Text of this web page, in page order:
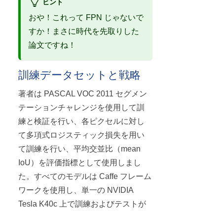
おや！これって FPN じゃないで
すか！まさに時代を先取りした
論文ですね！
訓練データセットと戦略
著者は PASCAL VOC 2011 セグメン
テーションチャレンジを使用して訓
練と検証を行い、各ピクセルに対し
て多項式ロジスティック損失を用い
て訓練を行い、平均交並比（mean
IoU）を評価指標として使用しまし
た。すべてのモデルは Caffe フレーム
ワークを使用し、単一の NVIDIA
Tesla K40c 上で訓練およびテストが